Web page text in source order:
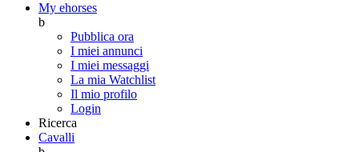
My ehorses
b
Pubblica ora
I miei annunci
I miei messaggi
La mia Watchlist
Il mio profilo
Login
Ricerca
Cavalli